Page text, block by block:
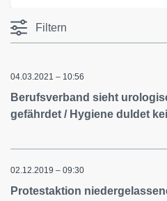
Filtern
04.03.2021 – 10:56
Berufsverband sieht
gefährdet / Hygiene duldet
02.12.2019 – 09:30
Protestaktion